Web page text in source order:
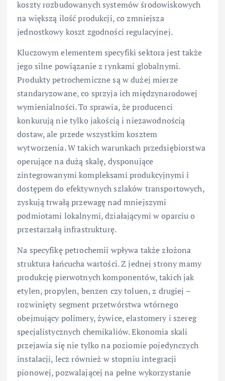
koszty rozbudowanych systemów środowiskowych
na większą ilość produkcji, co zmniejsza
jednostkowy koszt zgodności regulacyjnej.
Kluczowym elementem specyfiki sektora jest także
jego silne powiązanie z rynkami globalnymi.
Produkty petrochemiczne są w dużej mierze
standaryzowane, co sprzyja ich międzynarodowej
wymienialności. To sprawia, że producenci
konkurują nie tylko jakością i niezawodnością
dostaw, ale przede wszystkim kosztem
wytworzenia. W takich warunkach przedsiębiorstwa
operujące na dużą skalę, dysponujące
zintegrowanymi kompleksami produkcyjnymi i
dostępem do efektywnych szlaków transportowych,
zyskują trwałą przewagę nad mniejszymi
podmiotami lokalnymi, działającymi w oparciu o
przestarzałą infrastrukturę.
Na specyfikę petrochemii wpływa także złożona
struktura łańcucha wartości. Z jednej strony mamy
produkcję pierwotnych komponentów, takich jak
etylen, propylen, benzen czy toluen, z drugiej –
rozwinięty segment przetwórstwa wtórnego
obejmujący polimery, żywice, elastomery i szereg
specjalistycznych chemikaliów. Ekonomia skali
przejawia się nie tylko na poziomie pojedynczych
instalacji, lecz również w stopniu integracji
pionowej, pozwalającej na pełne wykorzystanie